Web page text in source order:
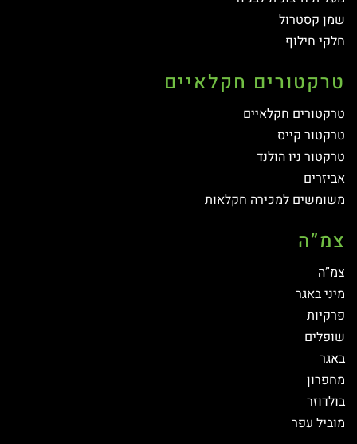
שמן קסטרול
חלקי חילוף
טרקטורים חקלאיים
טרקטורים חקלאיים
טרקטור קייס
טרקטור ניו הולנד
אביזרים
משומשים למכירה חקלאות
צמ”ה
צמ”ה
מיני באגר
פרקיות
שופלים
באגר
מחפרון
בולדוזר
מוביל עפר